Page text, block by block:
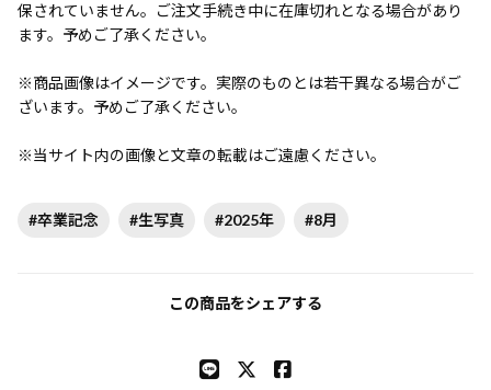
保されていません。ご注文手続き中に在庫切れとなる場合があり
ます。予めご了承ください。
※商品画像はイメージです。実際のものとは若干異なる場合がご
ざいます。予めご了承ください。
※当サイト内の画像と文章の転載はご遠慮ください。
#卒業記念 #生写真 #2025年 #8月
この商品をシェアする